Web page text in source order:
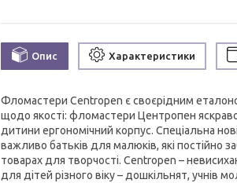
Опис Характеристики
Фломастери Centropen є своєрідним
щодо якості: фломастери Центропен
дитини ергономічний корпус. Спеціальна
важливо батьків для малюків, які постійно
товарах для творчості. Centropen –
для дітей різного віку – дошкільнят, учнів